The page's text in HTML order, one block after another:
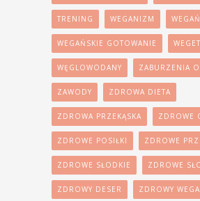
TRENING WEGANIZM
WEGAŃSKIE GOTOWANIE
WĘGLOWODANY ZABURZENIA
ZAWODY ZDROWA DIETA
ZDROWA PRZEKĄSKA ZDROWE
ZDROWE POSIŁKI ZDROWE
ZDROWE SŁODKIE ZDROWE
ZDROWY DESER ZDROWY